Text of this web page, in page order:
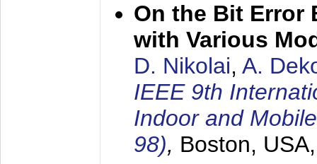
On the Bit Error
with Various
D. Nikolai, A.
IEEE 9th
Indoor and
98), Boston,